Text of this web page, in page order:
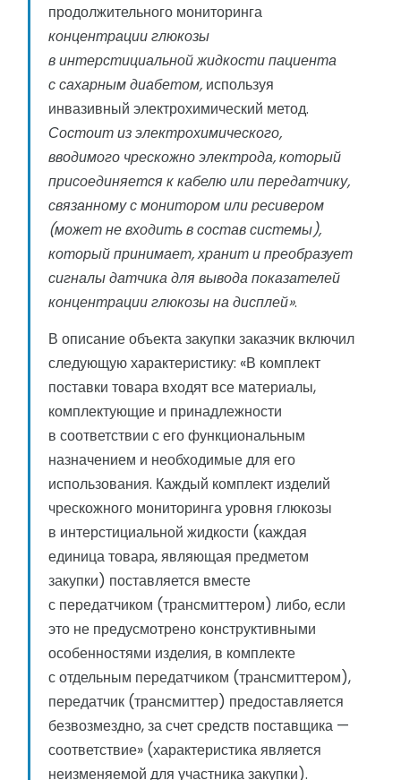
продолжительного мониторинга
концентрации глюкозы
в интерстициальной жидкости пациента
с сахарным диабетом, используя
инвазивный электрохимический метод.
Состоит из электрохимического,
вводимого чрескожно электрода, который
присоединяется к кабелю или передатчику,
связанному с монитором или ресивером
(может не входить в состав системы),
который принимает, хранит и преобразует
сигналы датчика для вывода показателей
концентрации глюкозы на дисплей».
В описание объекта закупки заказчик включил
следующую характеристику: «В комплект
поставки товара входят все материалы,
комплектующие и принадлежности
в соответствии с его функциональным
назначением и необходимые для его
использования. Каждый комплект изделий
чрескожного мониторинга уровня глюкозы
в интерстициальной жидкости (каждая
единица товара, являющая предметом
закупки) поставляется вместе
с передатчиком (трансмиттером) либо, если
это не предусмотрено конструктивными
особенностями изделия, в комплекте
с отдельным передатчиком (трансмиттером),
передатчик (трансмиттер) предоставляется
безвозмездно, за счет средств поставщика —
соответствие» (характеристика является
неизменяемой для участника закупки).